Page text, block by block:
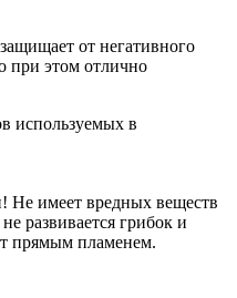
от негативного
при этом отлично
используемых в
Не имеет вредных веществ
развивается грибок и
прямым пламенем.